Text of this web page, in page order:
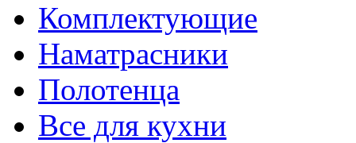
Комплектующие
Наматрасники
Полотенца
Все для кухни